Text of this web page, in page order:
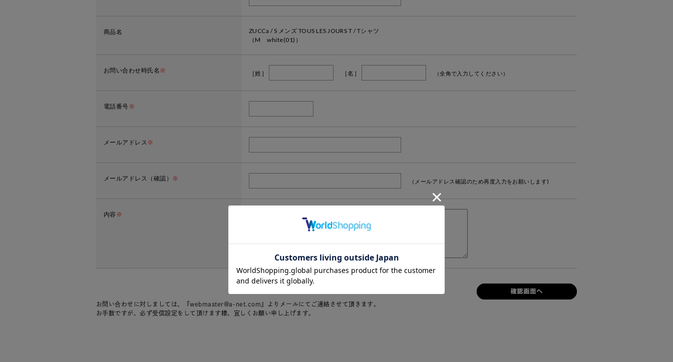
商品名
ZUCCa / S メンズ TOUS LES JOURS T / Tシャツ
（M white(01)）
お問い合わせ時氏名 ※ ［姓］ ［名］ （全角で入力してください）
電話番号※
メールアドレス※
メールアドレス（確認） ※ （メールアドレス確認のため再度入力をお願いします)
内容 ※
お問い合わせに対しましては、『webmaster@a-net.com』よりメールにてご連絡させて頂きます。
お手数ですが、必ず受信設定をして頂けます様、宜しくお願い申し上げます。